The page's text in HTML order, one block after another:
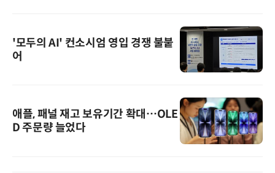
'모두의 AI' 컨소시엄 영입 경쟁 불붙
어
애플, 패널 재고 보유기간 확대…OLE
D 주문량 늘었다